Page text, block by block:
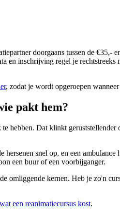
doorgaans tussen de
en inschrijving regel je rechtstreeks
, zodat je wordt opgeroepen
pakt hem?
Dat klinkt
snel op, en een
een buur of een voorbijganger.
omliggende kernen. Heb je zo'n
wat een reanimatiecursus kost.